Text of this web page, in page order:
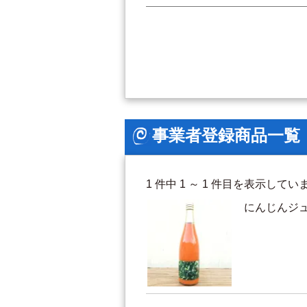
事業者登録商品一覧
1 件中 1 ～ 1 件目を表示してい
にんじんジ